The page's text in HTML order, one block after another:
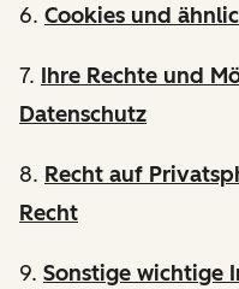
6. Cookies und
7. Ihre Rechte und
Datenschutz
8. Recht auf
Recht
9. Sonstige wichtige